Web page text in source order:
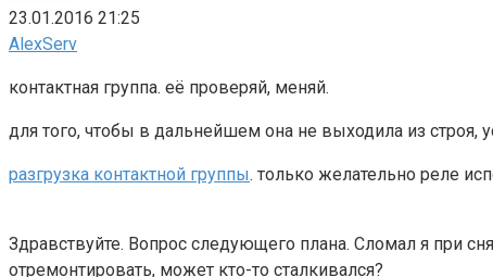
23.01.2016 21:25
AlexServ
контактная группа. её проверяй, меняй.
для того, чтобы в дальнейшем она не выходила из строя,
разгрузка контактной группы. только желательно реле
Здравствуйте. Вопрос следующего плана. Сломал я при
отремонтировать, может кто-то сталкивался?